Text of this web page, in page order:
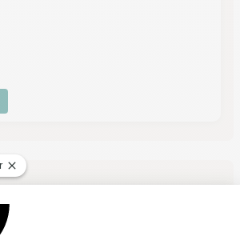
des fleurs ou une plante à